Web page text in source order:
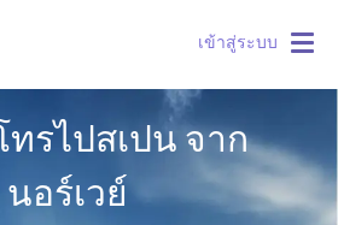
เข้าสู่ระบบ
ทรไปสเปน จาก
นอร์เวย์